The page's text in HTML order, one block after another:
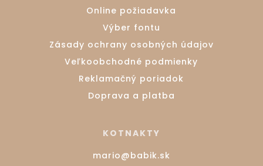
Online požiadavka
Výber fontu
Zásady ochrany osobných údajov
Veľkoobchodné podmienky
Reklamačný poriadok
Doprava a platba
KOTNAKTY
mario@babik.sk